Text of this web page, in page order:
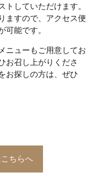
トしていただけます。
ますので、アクセス便
可能です。
ニューもご用意してお
お召し上がりくださ
お探しの方は、ぜひ
ちらへ